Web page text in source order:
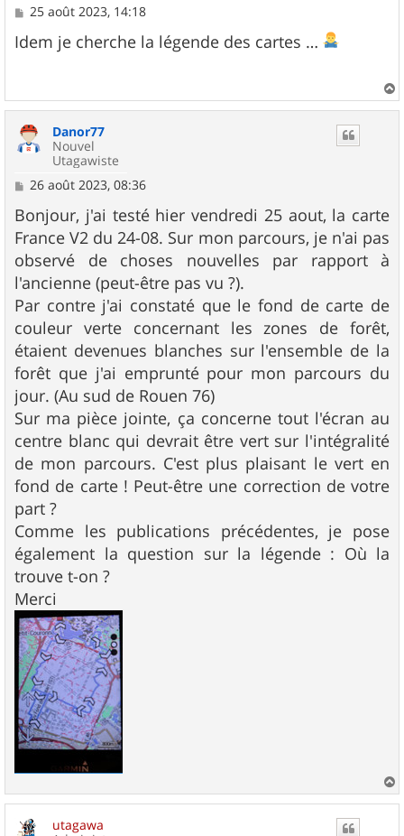
M
s
s
e
25 août 2023, 14:18
Idem je cherche la légende des cartes …
a
Danor77
Nouvel
Utagawiste
M
s
s
a
g
e
26 août 2023, 08:36
Bonjour, j'ai testé hier vendredi 25 aout, la carte
France V2 du 24-08. Sur mon parcours, je n'ai pas
observé de choses nouvelles par rapport à
l'ancienne (peut-être pas vu ?).
Par contre j'ai constaté que le fond de carte de
couleur verte concernant les zones de forêt,
étaient devenues blanches sur l'ensemble de la
forêt que j'ai emprunté pour mon parcours du
jour. (Au sud de Rouen 76)
Sur ma pièce jointe, ça concerne tout l'écran au
centre blanc qui devrait être vert sur l'intégralité
de mon parcours. C'est plus plaisant le vert en
fond de carte ! Peut-être une correction de votre
part ?
Comme les publications précédentes, je pose
également la question sur la légende : Où la
trouve t-on ?
Merci
a
utagawa